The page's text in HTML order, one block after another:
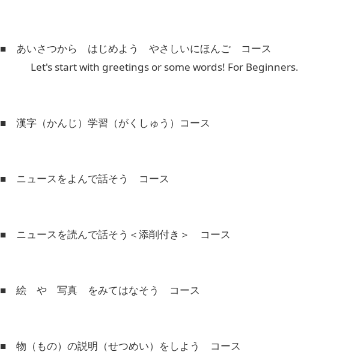
■ あいさつから はじめよう やさしいにほんご コース
Let's start with greetings or some words! For Beginners.
■ 漢字（かんじ）学習（がくしゅう） コース
■ ニュースをよんで話そう コース
■ ニュースを読んで話そう＜添削付き＞ コース
■ 絵 や 写真 をみてはなそう コース
■ 物（もの）の説明（せつめい）をしよう コース